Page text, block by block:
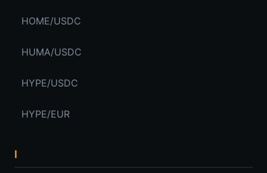
HOME/USDC
HUMA/USDC
HYPE/USDC
HYPE/EUR
I